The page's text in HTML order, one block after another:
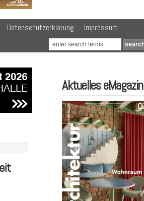
Datenschutzerklärung Impressum
Aktuelles eMagazin